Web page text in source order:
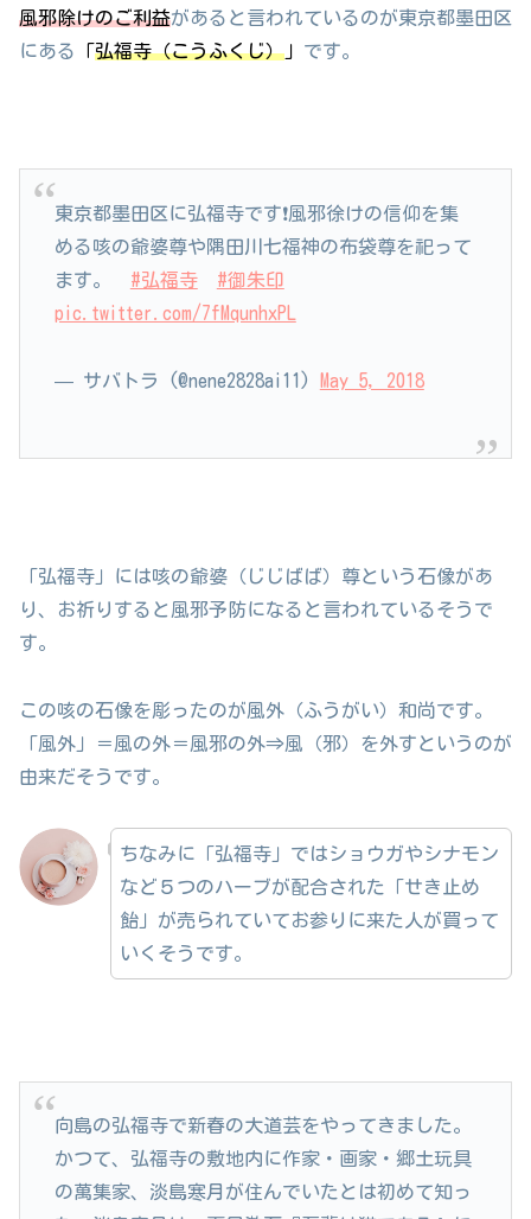
風邪除けのご利益があると言われているのが東京都墨田区
にある
「弘福寺（こうふくじ） 」 です。
東京都墨田区に弘福寺です❗風邪徐けの信仰を集
める咳の爺婆尊や隅田川七福神の布袋尊を祀って
ます。 #弘福寺
#御朱印
pic.twitter.com/7fMqunhxPL
— サバトラ (@nene2828ai11) May 5, 2018
「弘福寺」には咳の爺婆（じじばば）尊という石像があ
り、お祈りすると風邪予防になると言われているそうで
す。
この咳の石像を彫ったのが風外（ふうがい）和尚です。
「風外」＝風の外＝風邪の外⇒風（邪）を外すというのが
由来だそうです。
ちなみに「弘福寺」ではショウガやシナモン
など５つのハーブが配合された「せき止め
飴」が売られていてお参りに来た人が買って
いくそうです。
向島の弘福寺で新春の大道芸をやってきました。
かつて、弘福寺の敷地内に作家・画家・郷土玩具
の萬集家、淡島寒月が住んでいたとは初めて知っ